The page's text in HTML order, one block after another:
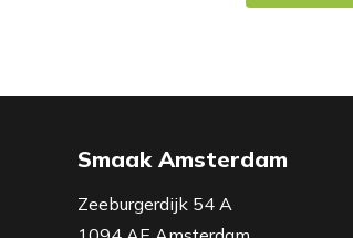
Smaak Amsterdam
Zeeburgerdijk 54 A